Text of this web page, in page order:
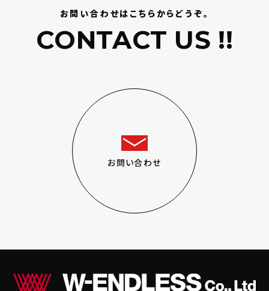
お問い合わせはこちらからどうぞ。
CONTACT US !!
お問い合わせ